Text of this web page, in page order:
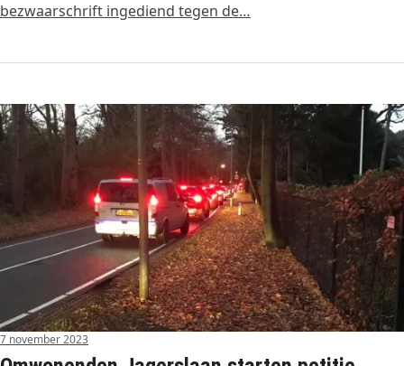
bezwaarschrift ingediend tegen de…
7 november 2023